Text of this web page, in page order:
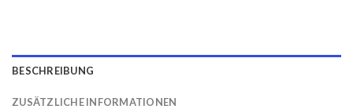
BESCHREIBUNG
ZUSÄTZLICHE INFORMATIONEN